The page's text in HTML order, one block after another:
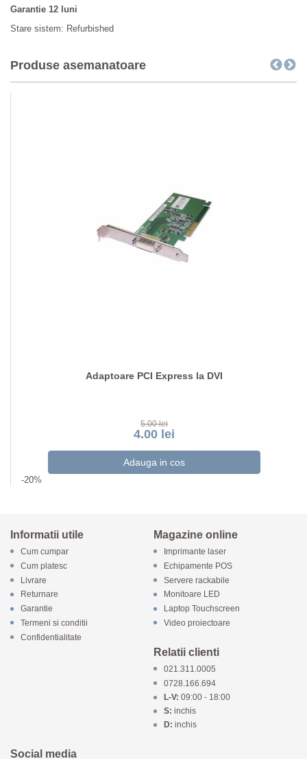
Garantie 12 luni
Stare sistem: Refurbished
Produse asemanatoare
Adaptoare PCI Express la DVI
5.00 lei
4.00 lei
-20%
Informatii utile
Cum cumpar
Cum platesc
Livrare
Returnare
Garantie
Termeni si conditii
Confidentialitate
Magazine online
Imprimante laser
Echipamente POS
Servere rackabile
Monitoare LED
Laptop Touchscreen
Video proiectoare
Relatii clienti
021.311.0005
0728.166.694
L-V: 09:00 - 18:00
S: inchis
D: inchis
Social media